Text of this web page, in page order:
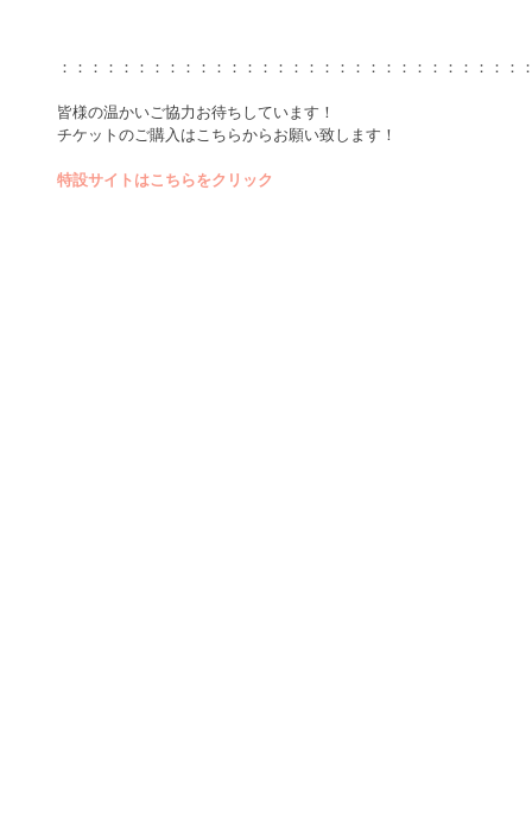
：：：：：：：：：：：：：：：：：：：：：：：：：：：：：：
皆様の温かいご協力お待ちしています！
チケットのご購入はこちらからお願い致します！
特設サイトはこちらをクリック